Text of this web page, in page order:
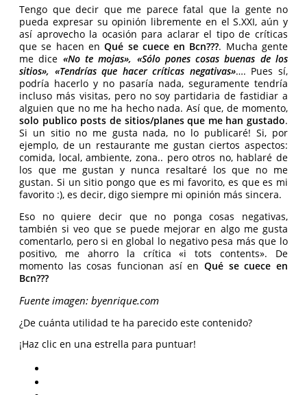
Tengo que decir que me parece fatal que la gente no
pueda expresar su opinión libremente en el S.XXI, aún y
así aprovecho la ocasión para aclarar el tipo de críticas
que se hacen enQué se cuece en Bcn???. Mucha gente
me dice «No te mojas», «Sólo pones cosas buenas de los
sitios», «Tendrías que hacer críticas negativas»…. Pues sí,
podría hacerlo y no pasaría nada, seguramente tendría
incluso más visitas, pero no soy partidaria de fastidiar a
alguien que no me ha hecho nada. Así que, de momento,
solo publico posts de sitios/planes que me han gustado.
Si un sitio no me gusta nada, no lo publicaré! Si, por
ejemplo, de un restaurante me gustan ciertos aspectos:
comida, local, ambiente, zona.. pero otros no, hablaré de
los que me gustan y nunca resaltaré los que no me
gustan. Si un sitio pongo que es mi favorito, es que es mi
favorito :), es decir, digo siempre mi opinión más sincera.
Eso no quiere decir que no ponga cosas negativas,
también si veo que se puede mejorar en algo me gusta
comentarlo, pero si en global lo negativo pesa más que lo
positivo, me ahorro la crítica «i tots contents». De
momento las cosas funcionan así en Qué se cuece en
Bcn???
Fuente imagen: byenrique.com
¿De cuánta utilidad te ha parecido este contenido?
¡Haz clic en una estrella para puntuar!